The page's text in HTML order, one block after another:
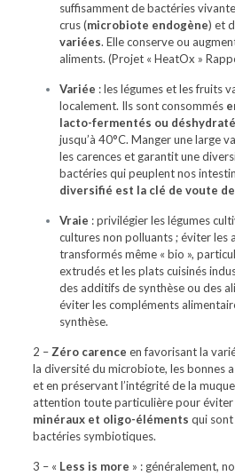
suffisamment de bactéries
crus(microbiote endogène) et
variées. Elle conserve ou
aliments. (Projet « HeatOx »
Variée : les légumes et les fruits
localement. Ils sont consommés
lacto-fermentés ou
jusqu’à 40°C. Manger une large
les carences et garantit une
bactéries qui peuplent nos
diversifié est la clé de voute
Vraie : privilégier les légumes
cultures non polluants ; éviter les
transformés même « bio »,
extrudés et les plats cuisinés
des additifs de synthèse ou des
éviter les compléments
synthèse.
2 –Zéro carence en favorisant la
la diversité du microbiote, les bonnes
et en préservant l’intégrité de la
attention toute particulière pour éviter
minéraux et oligo-éléments qui sont
bactéries symbiotiques.
3 – « Less is more » : généralement,